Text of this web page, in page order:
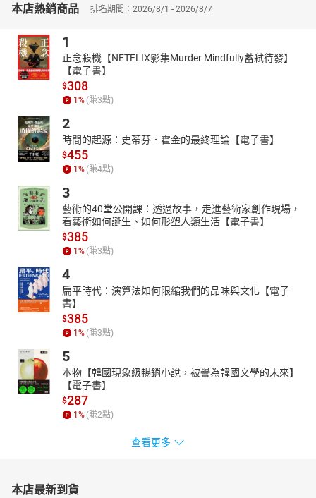
題重點分析、完整程式碼、執行結果及程式碼說明等架構完整解
實戰力。
本店熱銷商品 排名期間：2026/8/1 - 2026/8/7
1
正念殺機【NETFLIX影集Murder Mindfully蓄弒待發】
【電子書】
$308
1 % (賺3點)
2
時間的起源：史蒂芬．霍金的最終理論【電子書】
$455
1 % (賺4點)
3
藝術的40堂公開課：透過故事，走進藝術家創作現場，
看藝術如何誕生、如何形塑人類生活【電子書】
$385
1 % (賺3點)
4
扁平時代：演算法如何限縮我們的品味與文化【電子
書】
$385
1 % (賺3點)
5
本物【韓國現象級暢銷小說，被譽為韓國文學的未來】
【電子書】
$287
1 % (賺2點)
查看更多
本店最新到貨